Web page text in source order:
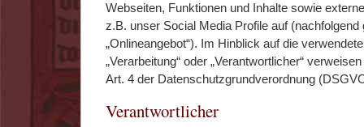
Webseiten, Funktionen und Inhalte sowie
z.B. unser Social Media Profile auf
„Onlineangebot“). Im Hinblick auf die
„Verarbeitung“ oder „Verantwortlicher“
Art. 4 der Datenschutzgrundverordnung
Verantwortlicher